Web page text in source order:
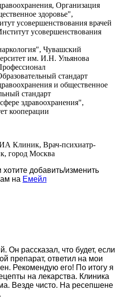
Организация
здоровье",
усовершенствования врачей
усовершенствования
Чувашский
им. И.Н. Ульянова
стандарт
и общественное
стандарт
здравоохранения",
кооперации
Клиник, Врач-психиатр-
город Москва
добавить/изменить
на Емейл
Он рассказал, что будет, если
препарат, ответил на мои
Рекомендую его! По итогу я
на лекарства. Клиника
Везде чисто. На ресепшене